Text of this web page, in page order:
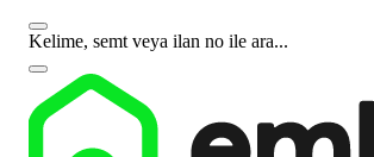
Kelime, semt veya ilan no ile ara...